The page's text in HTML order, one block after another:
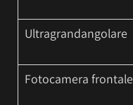
Ultragrandangolare
Fotocamera frontale